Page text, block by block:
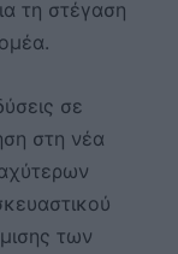
τη στέγαση
σε
στη νέα
των